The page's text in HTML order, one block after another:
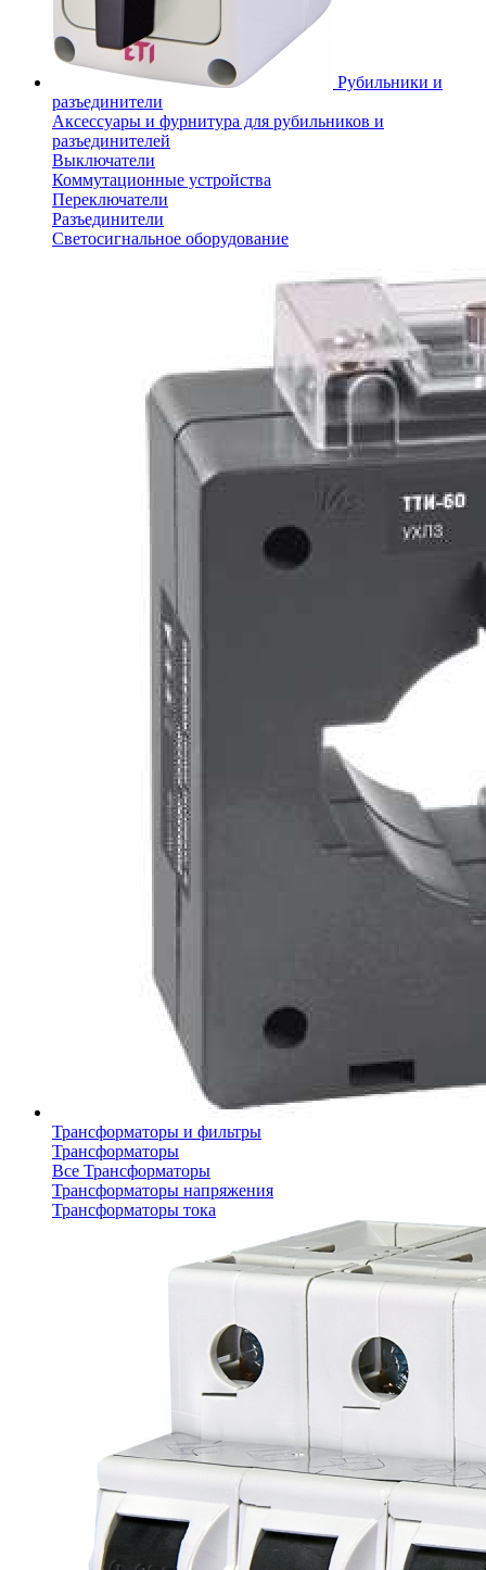
Рубильники и
разъединители
Аксессуары и фурнитура для рубильников и
разъединителей
Выключатели
Коммутационные устройства
Переключатели
Разъединители
Светосигнальное оборудование
Трансформаторы и фильтры
Трансформаторы
Все Трансформаторы
Трансформаторы напряжения
Трансформаторы тока